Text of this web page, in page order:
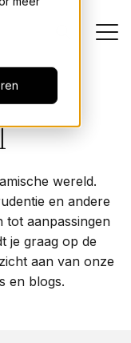
wereld.
en andere
tot aanpassingen
je graag op de
aan van onze
en blogs.